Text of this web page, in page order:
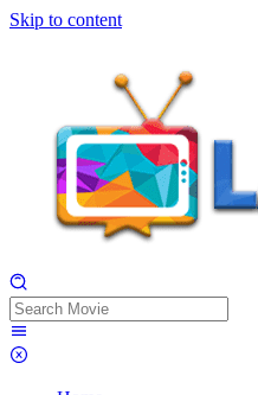
Skip to content